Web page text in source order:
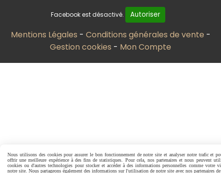
Facebook est désactivé. Autoriser
Mentions Légales
Conditions générales de vente
Gestion cookies
Mon Compte
Nous utilisons des cookies pour assurer le bon fonctionnement de notre site et analyser notre trafic et
offrir une meilleure expérience à des fins de statistiques. Pour cela, nos partenaires et nous peuvent
cookies ou d'autres technologies pour stocker et accéder à des informations personnelles comme votre
notre site. Nous partageons également des informations sur l'utilisation de notre site avec nos partenaires